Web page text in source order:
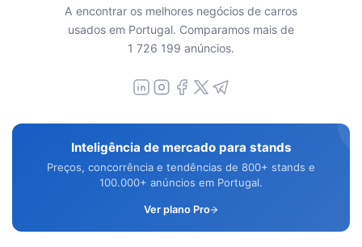
A encontrar os melhores negócios de carros
usados em Portugal. Comparamos mais de
1 726 199 anúncios.
Inteligência de mercado para stands
Preços, concorrência e tendências de 800+ stands e
100.000+ anúncios em Portugal.
Ver plano Pro